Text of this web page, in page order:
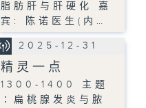
脂肪肝与肝硬化 嘉
宾: 陈诺医生(内…
2025-12-31
精灵一点
1300-1400 主题
∶扁桃腺发炎与脓